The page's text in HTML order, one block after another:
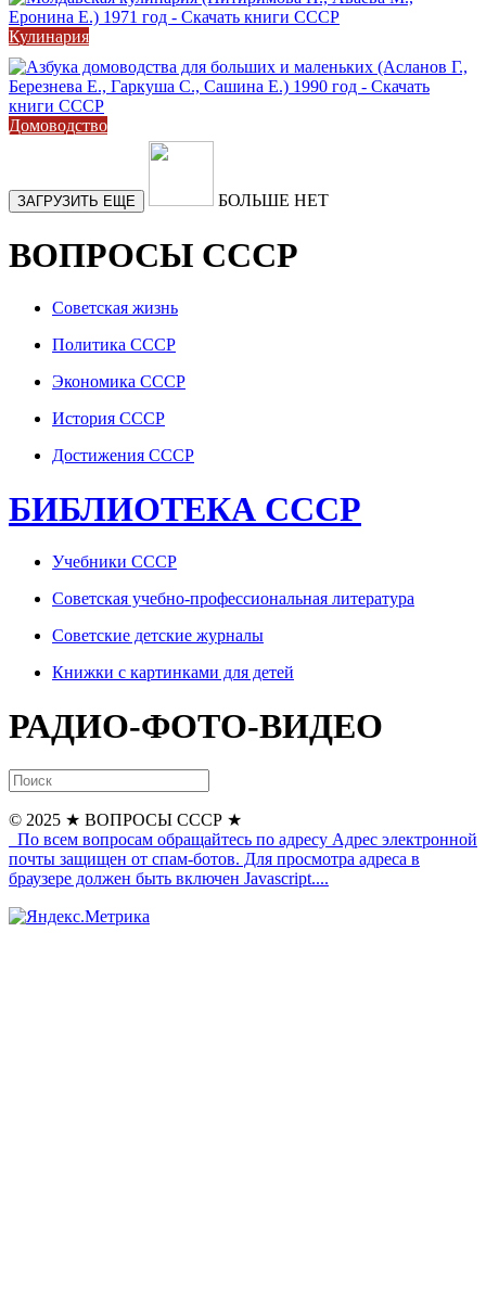
Кулинария
Домоводство
ЗАГРУЗИТЬ ЕЩЕ БОЛЬШЕ НЕТ
ВОПРОСЫ СССР
Советская жизнь
Политика СССР
Экономика СССР
История СССР
Достижения СССР
БИБЛИОТЕКА СССР
Учебники СССР
Советская учебно-профессиональная литература
Советские детские журналы
Книжки с картинками для детей
РАДИО-ФОТО-ВИДЕО
© 2025 ★ ВОПРОСЫ СССР ★
По всем вопросам обращайтесь по адресу Адрес электронной
почты защищен от спам-ботов. Для просмотра адреса в
браузере должен быть включен Javascript....